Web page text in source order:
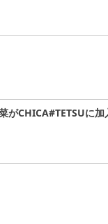
がCHICA#TETSUに加